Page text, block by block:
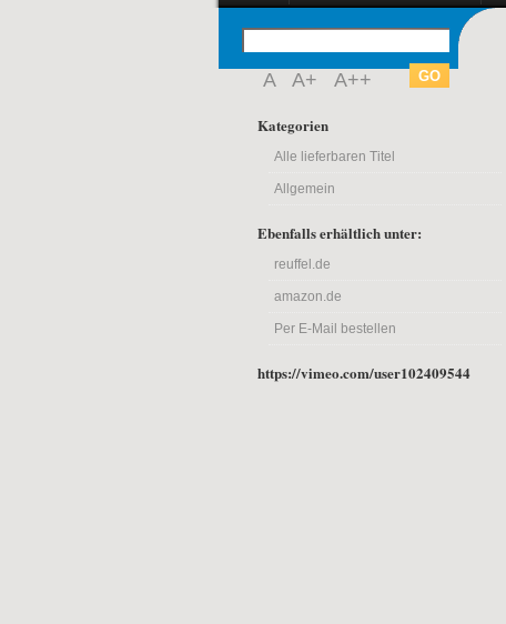
A A+ A++
Kategorien
Alle lieferbaren Titel
Allgemein
Ebenfalls erhältlich unter:
reuffel.de
amazon.de
Per E-Mail bestellen
https://vimeo.com/user102409544